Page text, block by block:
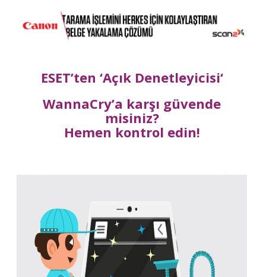
ESET’ten ‘Açık Denetleyicisi‘
WannaCry’a karşı güvende
misiniz?
Hemen kontrol edin!